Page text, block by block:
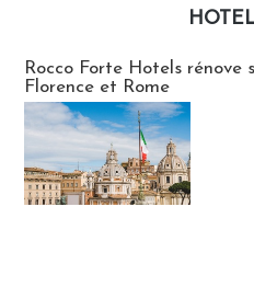
Rocco Forte Hotels rénove
Florence et Rome